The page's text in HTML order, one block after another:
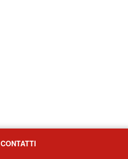
CONTATTI